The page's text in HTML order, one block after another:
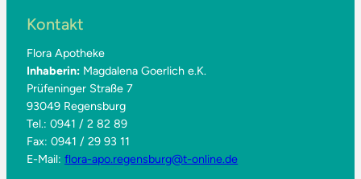
Kontakt
Flora Apotheke
Inhaberin: Magdalena Goerlich e.K.
Prüfeninger Straße 7
93049 Regensburg
Tel.: 0941 / 2 82 89
Fax: 0941 / 29 93 11
E-Mail:flora-apo.regensburg@t-online.de